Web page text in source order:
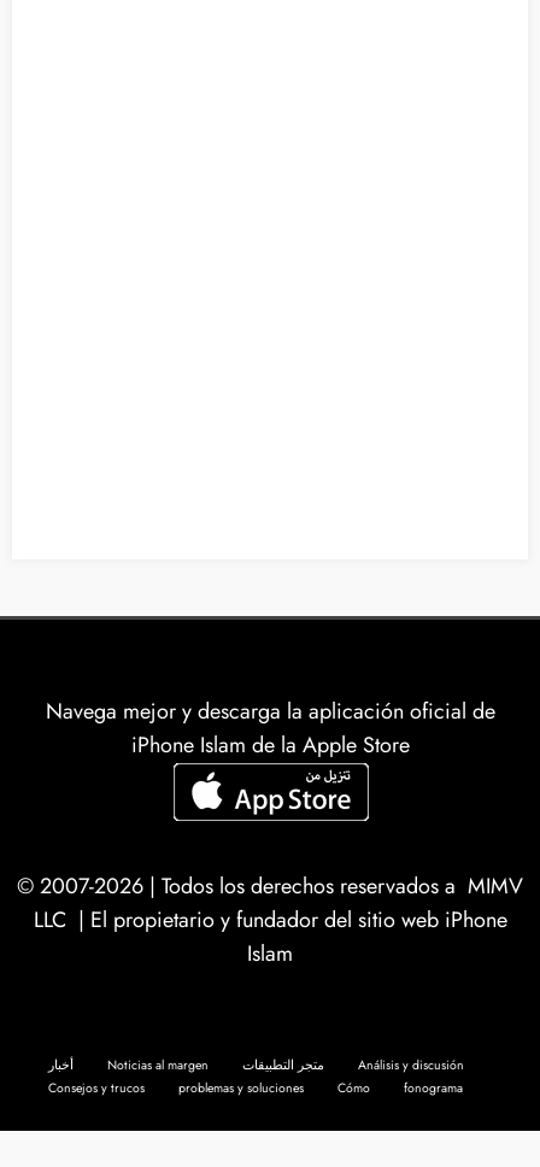
Navega mejor y descarga la aplicación oficial de
iPhone Islam de la Apple Store
© 2007-2026 | Todos los derechos reservados a MIMV
LLC | El propietario y fundador del sitio web iPhone
Islam
أخبار Noticias al margen متجر التطبيقات
Análisis y discusión
Consejos y trucos
problemas y soluciones Cómo fonograma